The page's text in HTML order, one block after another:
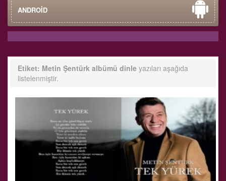
ANDROİD
Etiket: Metin Şentürk albümü dinle yazıları aşağıda
listelenmiştir.